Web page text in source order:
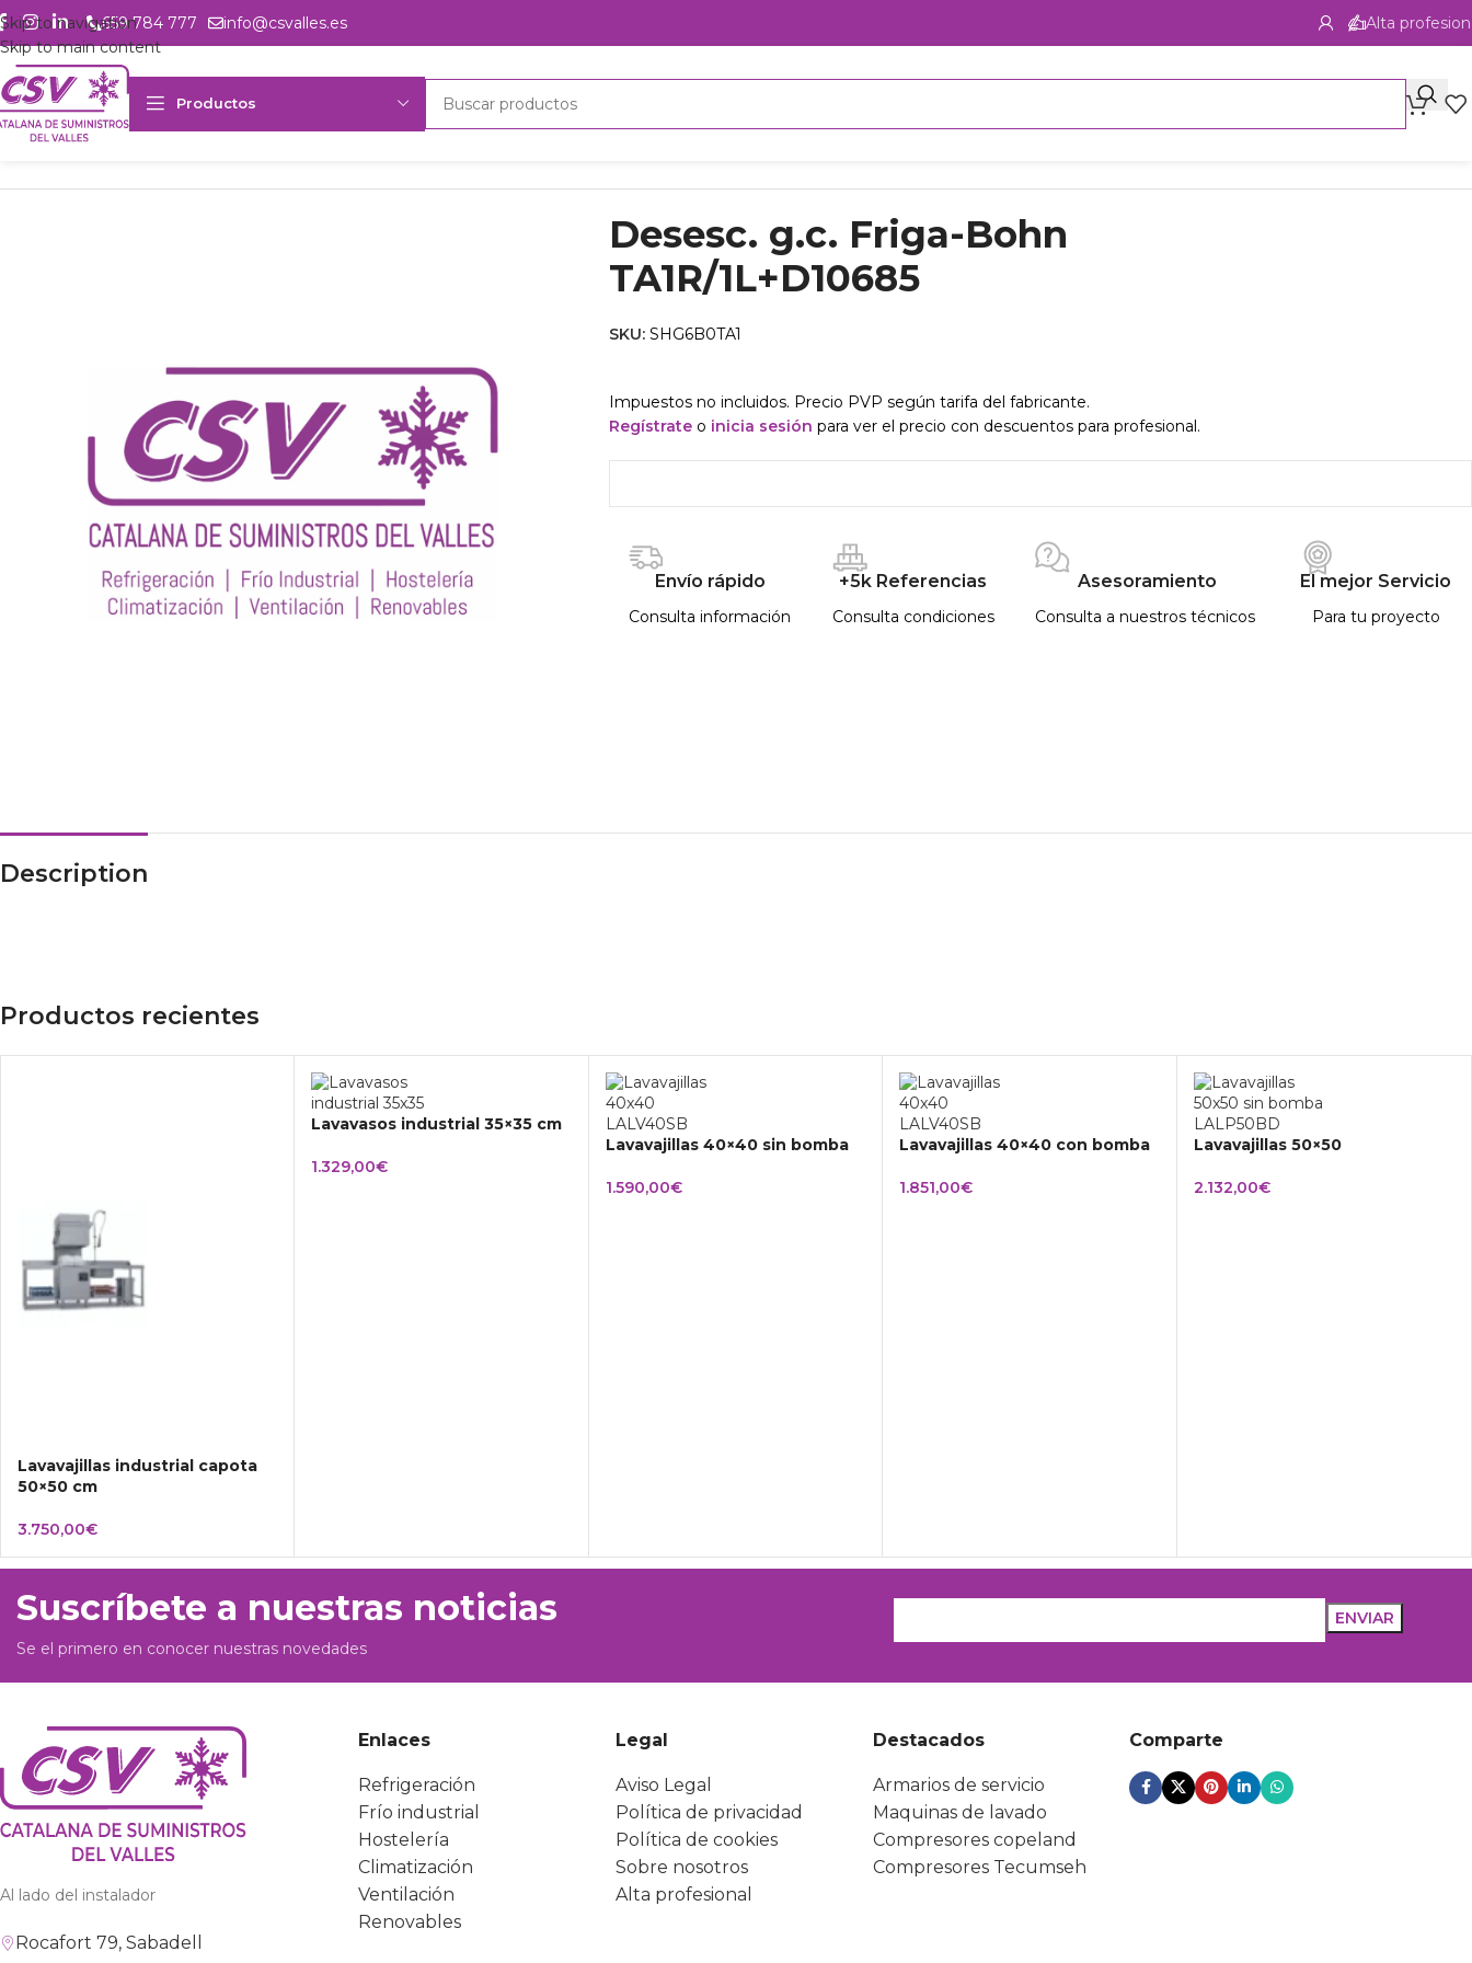
Skip to navigation
Skip to main content
659 784 777 info@csvalles.es Alta
Productos
Inicio Productos
Desesc. g.c. Friga-Bohn
TA1R/1L+D10685
SKU: SHG6B0TA1
Impuestos no incluidos. Precio PVP según tarifa del fabricante.
Regístrateo inicia sesión para ver el precio con descuentos para profesional.
Envío rápido
Consulta información
+5k Referencias
Consulta condiciones
Asesoramiento
Consulta a nuestros técnicos
El mejor Servicio
Para tu proyecto
Description
Productos recientes
Lavavajillas industrial capota
50×50 cm
3.750,00€
Lavavasos industrial 35×35 cm
1.329,00€
Lavavajillas 40×40 sin bomba
1.590,00€
Lavavajillas 40×40 con bomba
1.851,00€
Lavavajillas 50×50
2.132,00€
Suscríbete a nuestras noticias
Se el primero en conocer nuestras novedades
Al lado del instalador
Rocafort 79, Sabadell
Enlaces
Refrigeración
Frío industrial
Hostelería
Climatización
Ventilación
Renovables
Legal
Aviso Legal
Política de privacidad
Política de cookies
Sobre nosotros
Alta profesional
Destacados
Armarios de servicio
Maquinas de lavado
Compresores copeland
Compresores Tecumseh
Comparte